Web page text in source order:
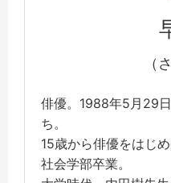
（
俳優。1988年5月29
ち。
15歳から俳優をはじ
社会学部卒業。